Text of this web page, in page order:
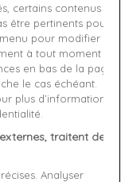
favorite_border
certains contenus et
être pertinents pour
pour modifier
à tout moment
en bas de la page
le cas échéant.
plus d’informations,
traitent des
Analyser